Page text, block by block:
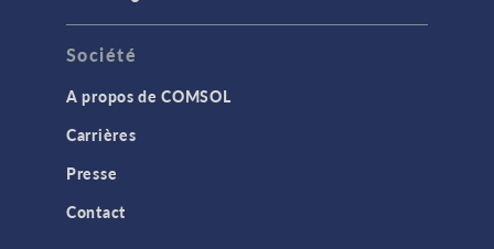
Société
A propos de COMSOL
Carrières
Presse
Contact